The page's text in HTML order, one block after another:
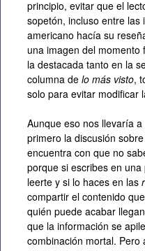
principio, evitar que el
sopetón, incluso entre
americano hacía su
una imagen del
la destacada tanto en la
columna de lo más visto,
solo para evitar modificar
Aunque eso nos llevaría
primero la discusión
encuentra con que no
porque si escribes en
leerte y si lo haces en las
compartir el contenido
quién puede acabar
que la información se
combinación mortal.